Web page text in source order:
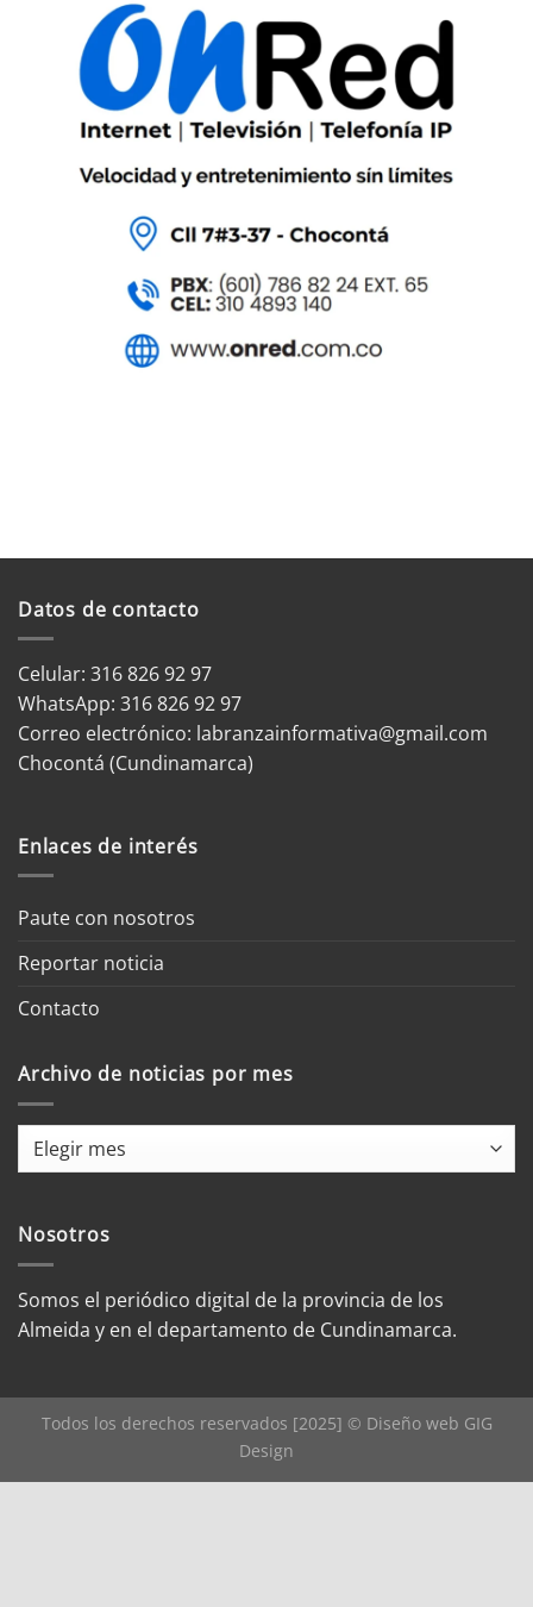
Datos de contacto
Celular: 316 826 92 97
WhatsApp: 316 826 92 97
Correo electrónico: labranzainformativa@gmail.com
Chocontá (Cundinamarca)
Enlaces de interés
Paute con nosotros
Reportar noticia
Contacto
Archivo de noticias por mes
Archivo
mes
Nosotros
Somos el periódico digital de la provincia de los
Almeida y en el departamento de Cundinamarca.
Todos los derechos reservados [2025] © Diseño web GIG
Design